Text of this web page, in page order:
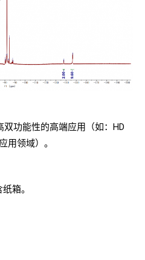
功能性的高端应用（如：HD
用领域）。
箱。